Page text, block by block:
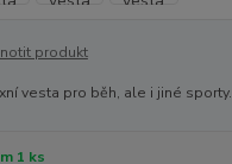
produkt
vesta pro běh, ale i jiné sporty.
1 ks